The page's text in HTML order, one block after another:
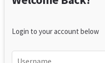
Login to your account below